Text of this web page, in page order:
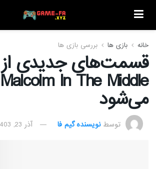
خانه بازی ها بررسی بازی ها
قسمت‌های جدیدی از
می‌شود
توسط نویسنده گیم فا آذر 23, 1403